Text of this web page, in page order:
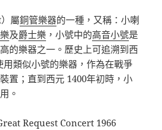
）屬銅管樂器的一種 ，又稱：小喇
及爵士樂 ，小號中的高音小號是
的樂器之一。歷史上可追溯到西
用類似小號的樂器，作為在戰爭
置；直到西元 1400年初時，小
。
Request Concert 1966